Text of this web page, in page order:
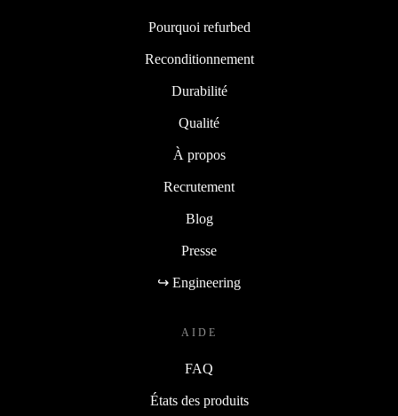
Pourquoi refurbed
Reconditionnement
Durabilité
Qualité
À propos
Recrutement
Blog
Presse
↪ Engineering
AIDE
FAQ
États des produits